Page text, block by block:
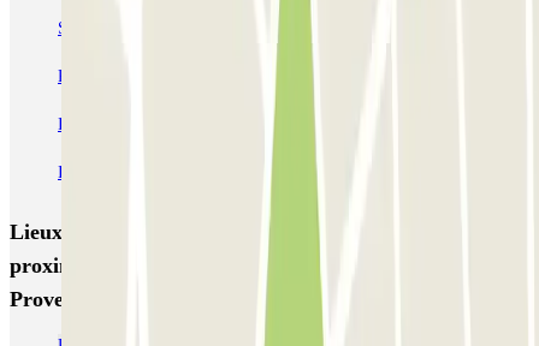
Service Voiturier PARKING SERVICES - Aéroport Marseille
Provence
INDIGO Paradis Mélizan INDIGO Préfecture
INDIGO Quai d'Arenc INDIGO République
Lieux et événements intéressants à
proximité Ecolowpark - Proche Aéroport Marseille
Provence - Découvert